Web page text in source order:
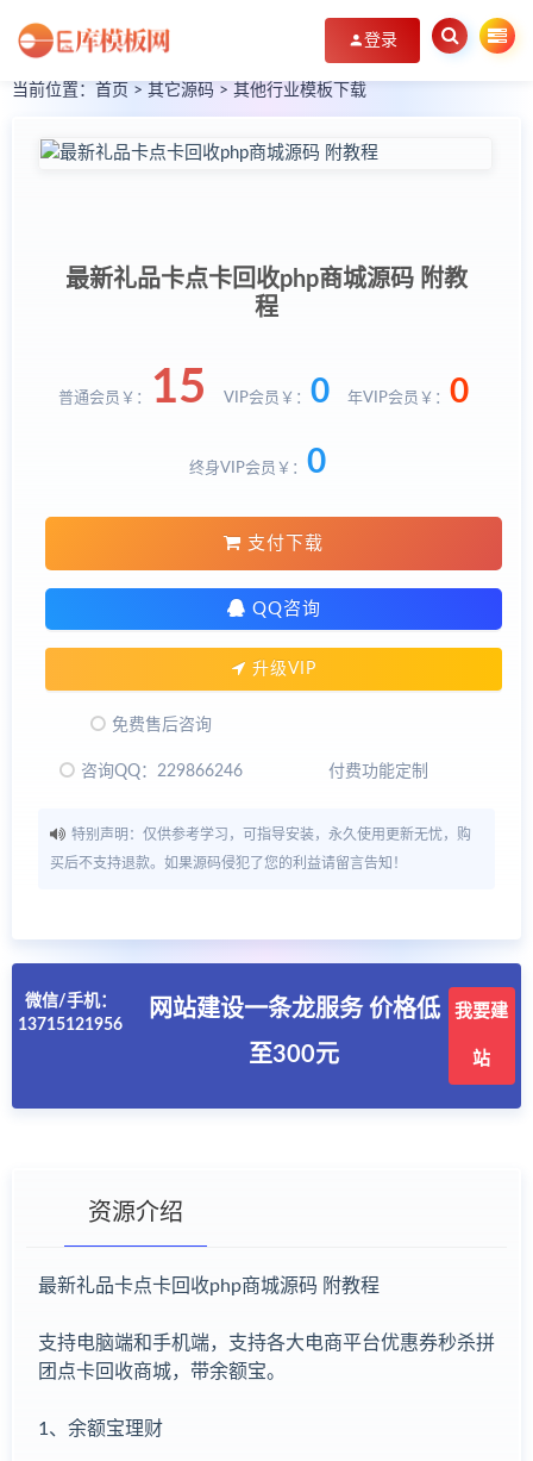
登录
当前位置： 首页 > 其它源码 > 其他行业模板下载
最新礼品卡点卡回收php商城源码 附教
程
普通会员￥： 15 VIP会员￥： 0 年VIP会员￥： 0
终身VIP会员￥： 0
支付下载
QQ咨询
升级VIP
免费售后咨询
咨询QQ：229866246 付费功能定制
特别声明：仅供参考学习，可指导安装，永久使用更新无忧，购
买后不支持退款。如果源码侵犯了您的利益请留言告知！
微信/手机：
13715121956
网站建设一条龙服务 价格低
至300元
我要建
站
资源介绍
最新礼品卡点卡回收php商城源码 附教程
支持电脑端和手机端，支持各大电商平台优惠券秒杀拼
团点卡回收商城，带余额宝。
1、余额宝理财